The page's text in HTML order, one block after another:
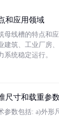
和应用领域
母线槽的特点和
建筑、工业厂房
系统稳定运行。
尺寸和载重参
参数包括: a)外形